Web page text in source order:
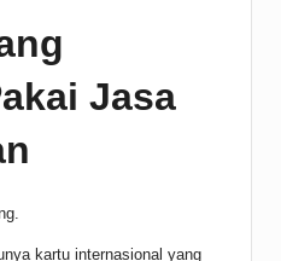
Jasa
kartu internasional yang